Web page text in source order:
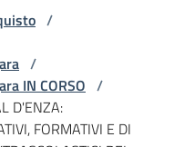
/
/
IN CORSO /
D'ENZA:
FORMATIVI E DI